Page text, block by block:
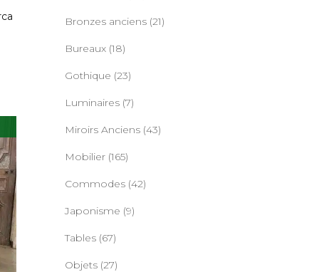
Bronzes anciens (21)
Bureaux (18)
Gothique (23)
Luminaires (7)
Miroirs Anciens (43)
Mobilier (165)
Commodes (42)
Japonisme (9)
Tables (67)
Objets (27)